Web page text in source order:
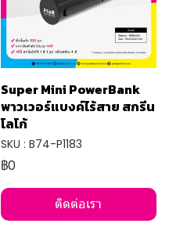
Super Mini PowerBank
พาวเวอร์แบงค์ไร้สาย สกรีน
โลโก้
SKU : B74-P1183
฿0
ติดต่อเรา